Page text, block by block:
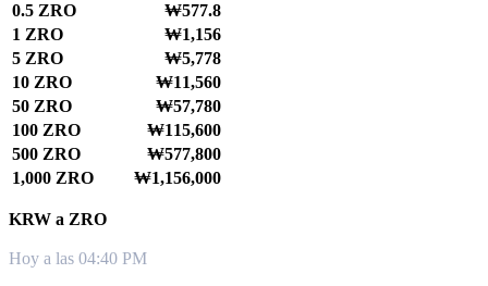
0.5 ZRO
₩577.8
1 ZRO
₩1,156
5 ZRO
₩5,778
10 ZRO
₩11,560
50 ZRO
₩57,780
100 ZRO
₩115,600
500 ZRO
₩577,800
1,000 ZRO
₩1,156,000
KRW a ZRO
Hoy a las 04:40 PM